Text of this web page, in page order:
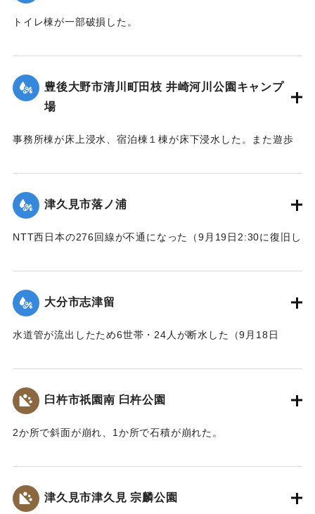
トイレ棟が一部破損した。
｜固有コード:01204084
豊後大野市清川町田枝 井崎河川公園キャンプ
場
事務所棟が床上浸水、宿泊棟１棟が床下浸水した。また遊歩
津久見市落ノ浦
NTT西日本の276回線が不通になった（9月19日2:30に復旧し
大分市志津留
水道管が流出したため6世帯・24人が断水した（9月18日
臼杵市祇園南 臼杵公園
2か所で斜面が崩れ、1か所で石積が崩れた。
｜固有コード:01204080
津久見市津久見 宗麟公園